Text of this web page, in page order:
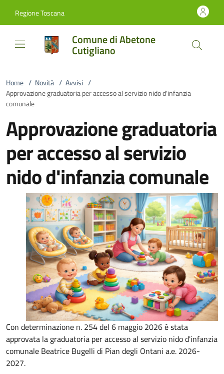
Regione Toscana
Comune di Abetone
Cutigliano
Home / Novità / Avvisi /
Approvazione graduatoria per accesso al servizio nido d'infanzia
comunale
Approvazione graduatoria
per accesso al servizio
nido d'infanzia comunale
Con determinazione n. 254 del 6 maggio 2026 è stata
approvata la graduatoria per accesso al servizio nido d'infanzia
comunale Beatrice Bugelli di Pian degli Ontani a.e. 2026-
2027.